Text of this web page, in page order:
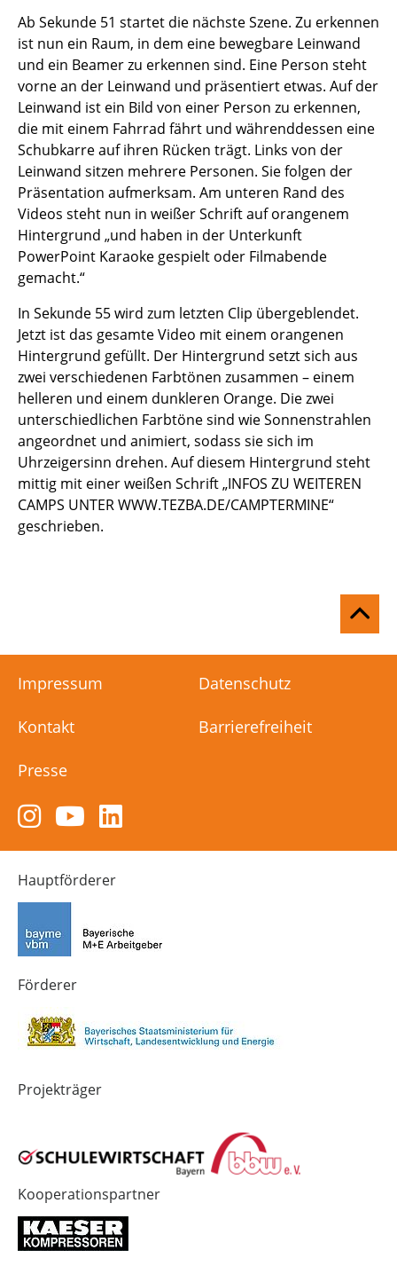
Ab Sekunde 51 startet die nächste Szene. Zu erkennen
ist nun ein Raum, in dem eine bewegbare Leinwand
und ein Beamer zu erkennen sind. Eine Person steht
vorne an der Leinwand und präsentiert etwas. Auf der
Leinwand ist ein Bild von einer Person zu erkennen,
die mit einem Fahrrad fährt und währenddessen eine
Schubkarre auf ihren Rücken trägt. Links von der
Leinwand sitzen mehrere Personen. Sie folgen der
Präsentation aufmerksam. Am unteren Rand des
Videos steht nun in weißer Schrift auf orangenem
Hintergrund „und haben in der Unterkunft
PowerPoint Karaoke gespielt oder Filmabende
gemacht.“
In Sekunde 55 wird zum letzten Clip übergeblendet.
Jetzt ist das gesamte Video mit einem orangenen
Hintergrund gefüllt. Der Hintergrund setzt sich aus
zwei verschiedenen Farbtönen zusammen – einem
helleren und einem dunkleren Orange. Die zwei
unterschiedlichen Farbtöne sind wie Sonnenstrahlen
angeordnet und animiert, sodass sie sich im
Uhrzeigersinn drehen. Auf diesem Hintergrund steht
mittig mit einer weißen Schrift „INFOS ZU WEITEREN
CAMPS UNTER WWW.TEZBA.DE/CAMPTERMINE“
geschrieben.
Impressum Datenschutz
Kontakt Barrierefreiheit
Presse
Zum
Instagram-
Kanal
von
Technik-
in
Bayern
4.0
Zum
YouTube-
Kanal
von
LinkedIn-
Kanal
Hauptförderer
Förderer
Projekträger
Kooperationspartner